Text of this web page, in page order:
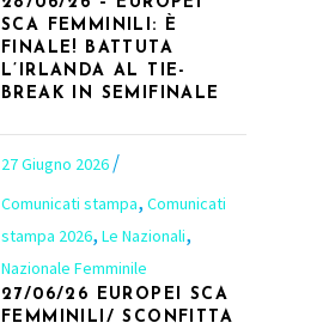
SCA FEMMINILI: È
FINALE! BATTUTA
L’IRLANDA AL TIE-
BREAK IN SEMIFINALE
27 Giugno 2026
Comunicati stampa, Comunicati
stampa 2026, Le Nazionali,
Nazionale Femminile
27/06/26 EUROPEI SCA
FEMMINILI/ SCONFITTA